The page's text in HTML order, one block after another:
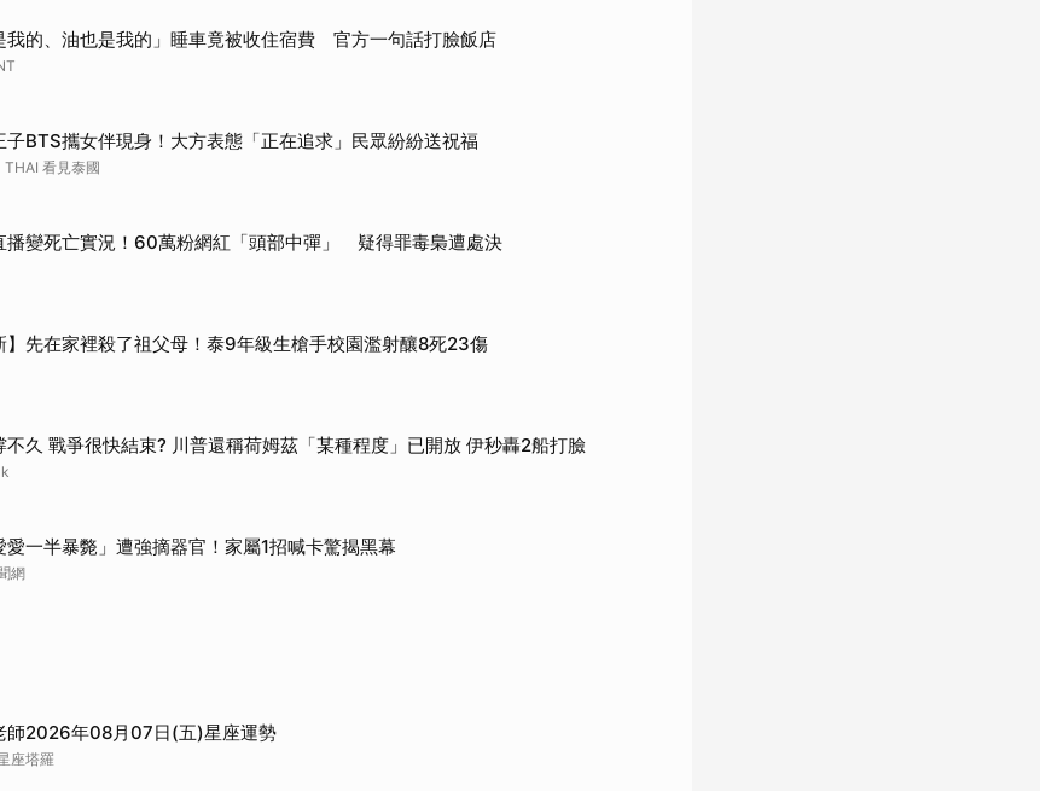
我的、油也是我的」睡車竟被收住宿費 官方一句話打臉飯店
子BTS攜女伴現身！大方表態「正在追求」民眾紛紛送祝福
THAI 看見泰國
播變死亡實況！60萬粉網紅「頭部中彈」 疑得罪毒梟遭處決
】先在家裡殺了祖父母！泰9年級生槍手校園濫射釀8死23傷
不久 戰爭很快結束? 川普還稱荷姆茲「某種程度」已開放 伊秒轟2船打臉
愛一半暴斃」遭強摘器官！家屬1招喊卡驚揭黑幕
網
師2026年08月07日(五)星座運勢
座塔羅